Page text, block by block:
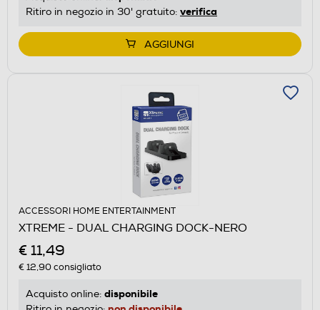
Ritiro in negozio in 30' gratuito: verifica
AGGIUNGI
ACCESSORI HOME ENTERTAINMENT
XTREME - DUAL CHARGING DOCK-NERO
€ 11,49
€ 12,90consigliato
Acquisto online: disponibile